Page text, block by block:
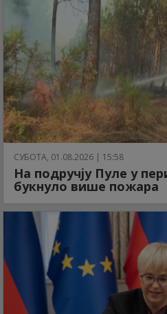
СУБОТА, 01.08.2026 | 15:58
На подручју Пуле у
букнуло више пожара